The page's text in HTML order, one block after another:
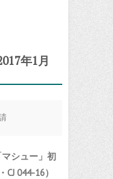
年1月
シュー」初
・ CJ 044-16）